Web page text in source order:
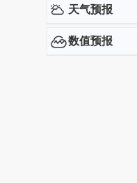
天气预报
数值预报